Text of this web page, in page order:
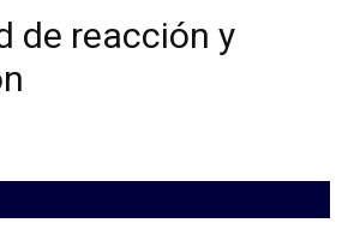
de reacción y